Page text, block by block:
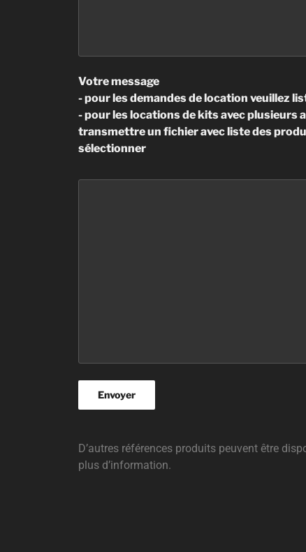
Votre message
- pour les demandes de location veuillez
- pour les locations de kits avec plusieurs
transmettre un fichier avec liste des
sélectionner
D’autres références produits peuvent être
plus d’information.